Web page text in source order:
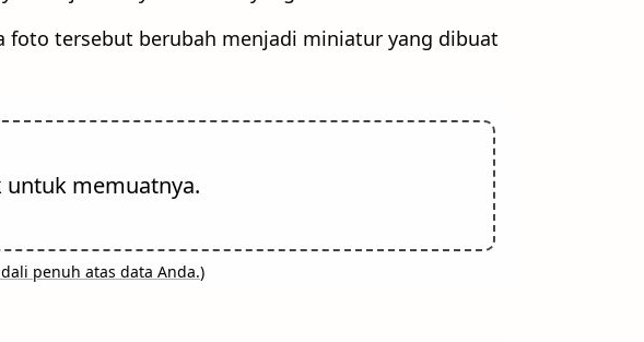
foto tersebut berubah menjadi miniatur yang dibuat
untuk memuatnya.
penuh atas data Anda.)